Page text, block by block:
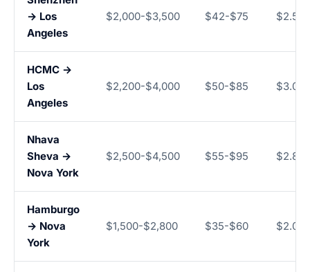
→ Los
Angeles
$2,000-$3,500 $42-$75
HCMC →
Los
Angeles
$2,200-$4,000 $50-$85
Nhava
Sheva →
Nova York
$2,500-$4,500 $55-$95
Hamburgo
→ Nova
York
$1,500-$2,800 $35-$60